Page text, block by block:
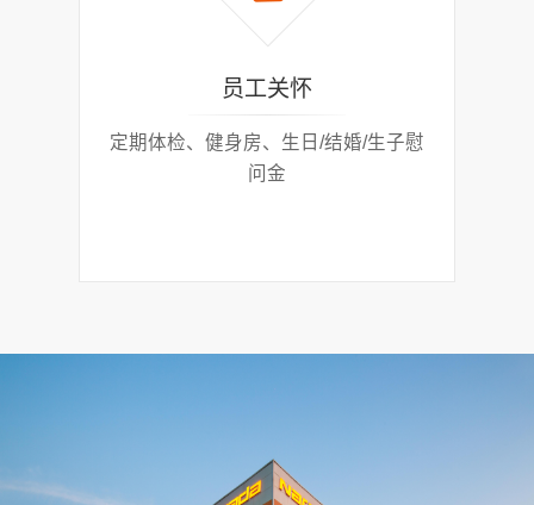
员工关怀
定期体检、健身房、生日/结婚/生子慰
问金